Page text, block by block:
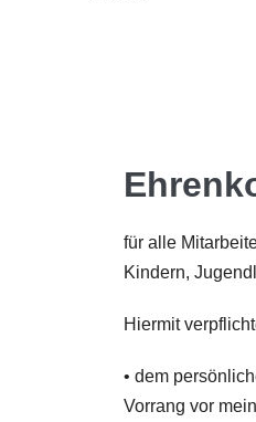
für alle
Kindern,
Hiermit
• dem
Vorrang vor